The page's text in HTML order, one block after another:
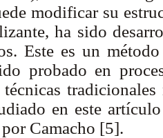
modificar su
ha sido
Este es un
probado en
en este
Camacho [5].